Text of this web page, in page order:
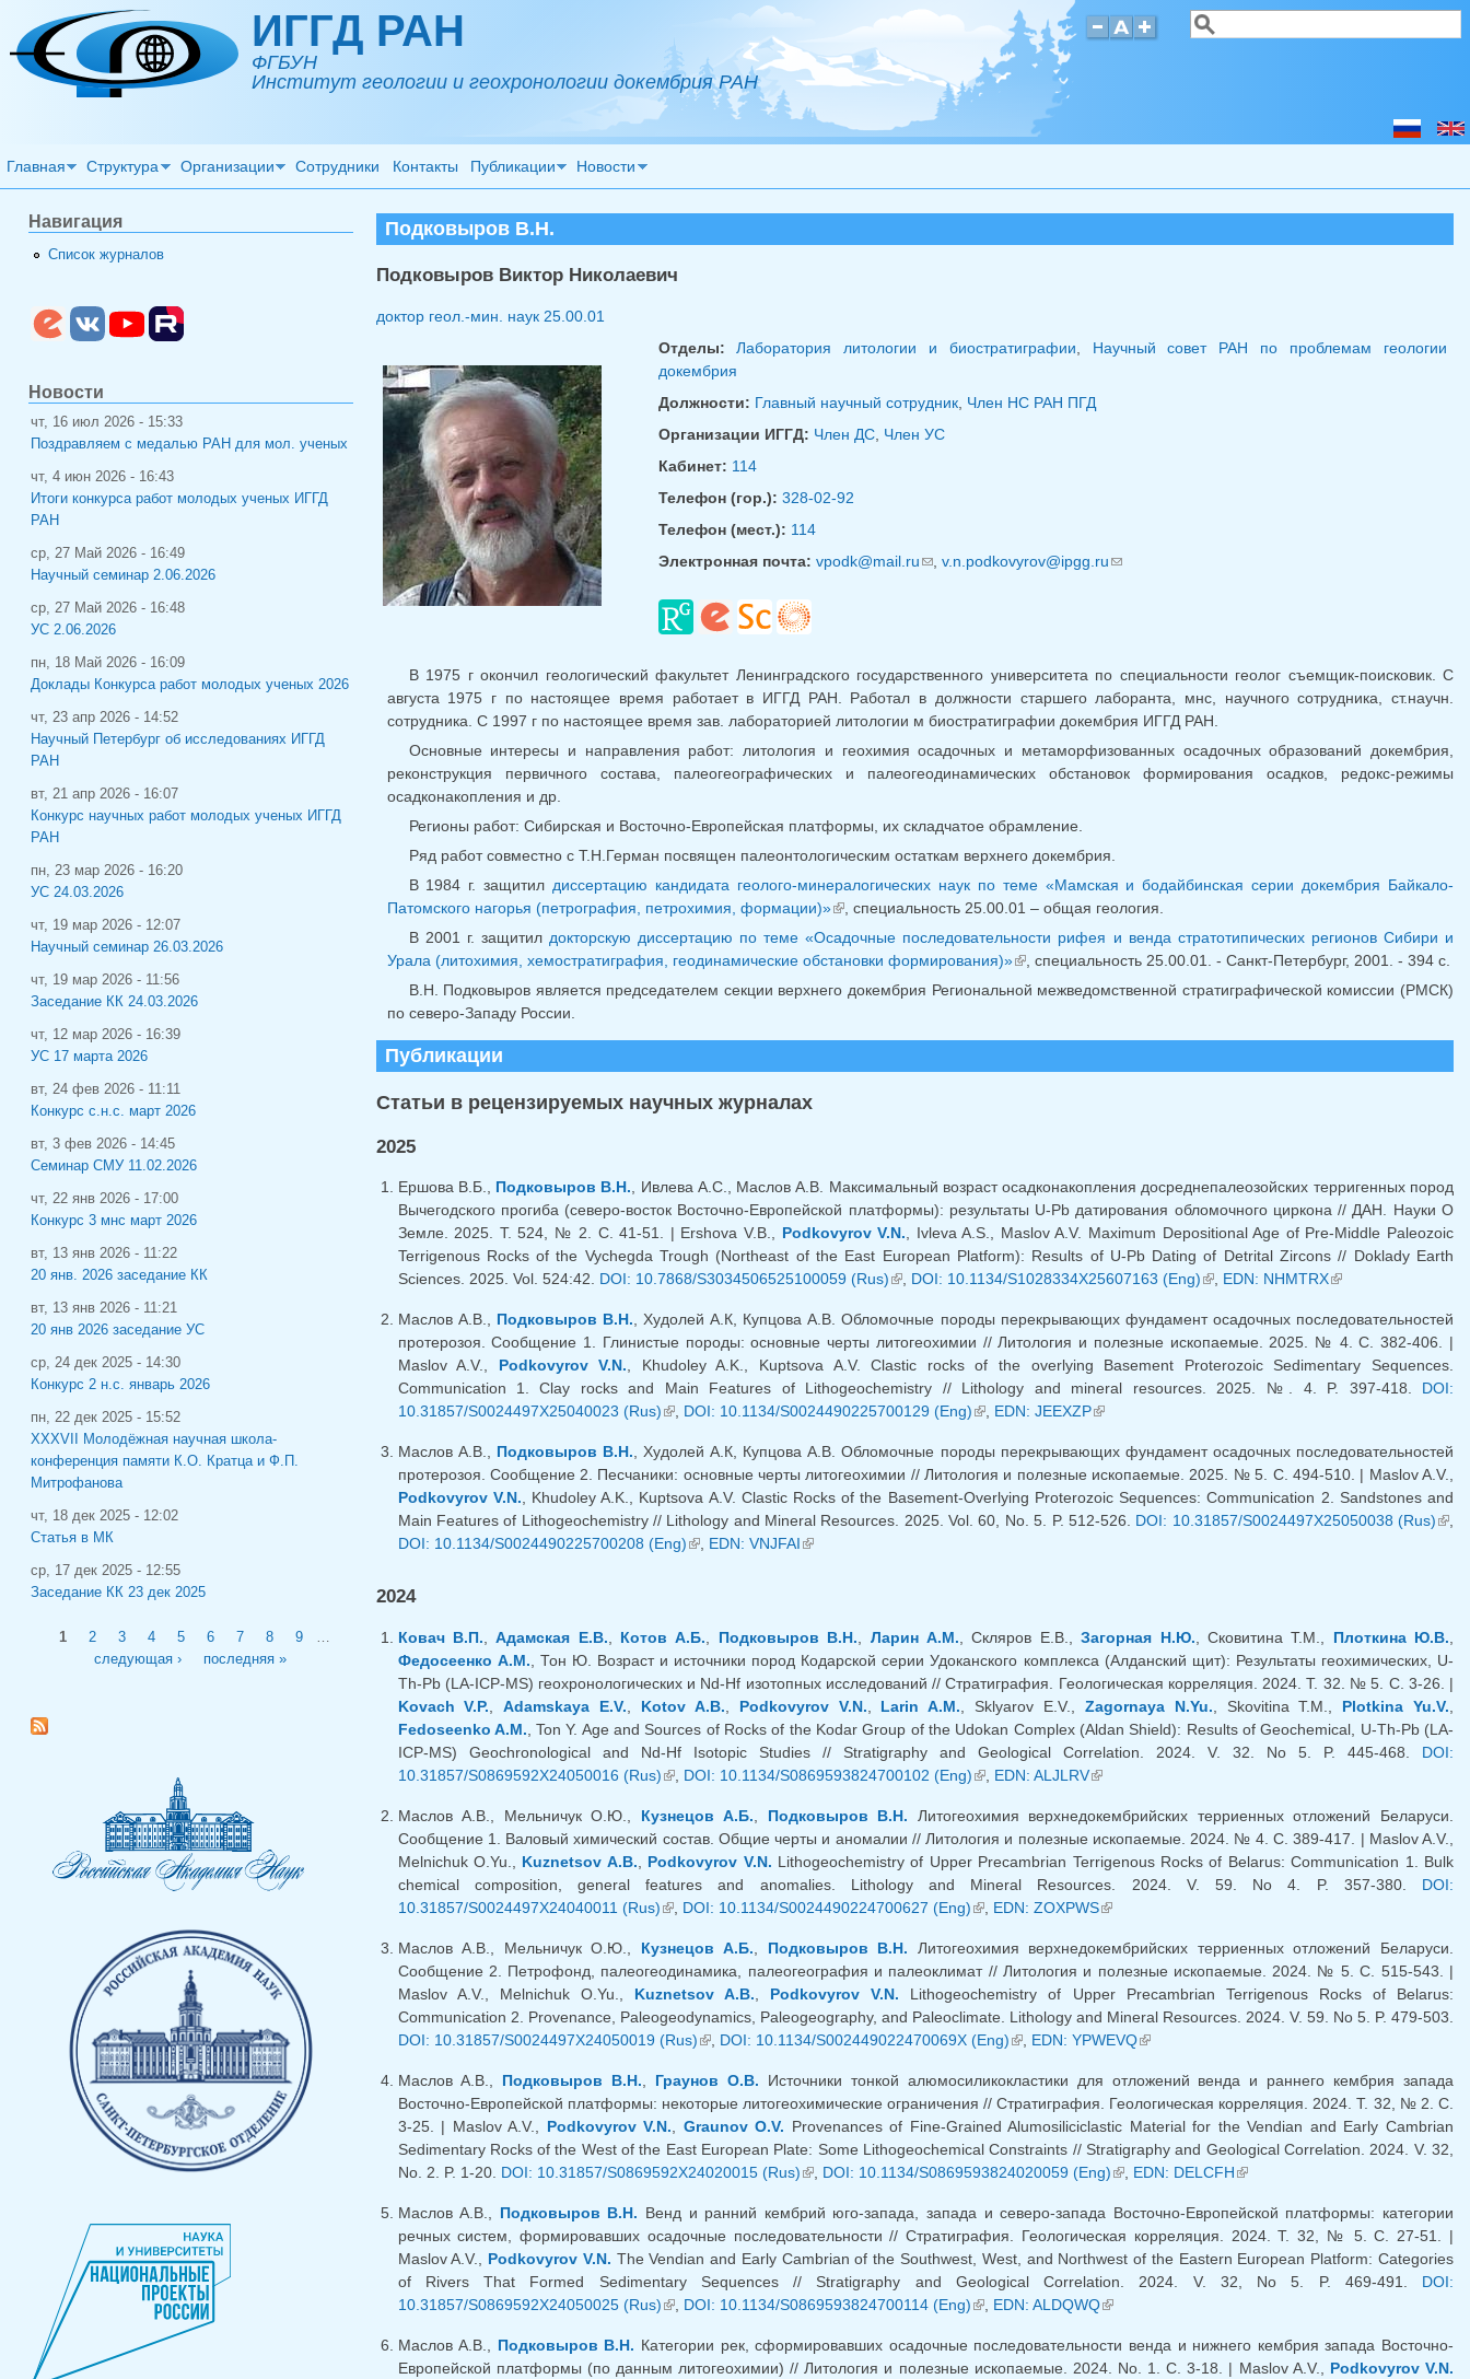
Перейти к основному содержанию ИГГД РАН
ФГБУН
Институт геологии и геохронологии докембрия РАН
Форма поиска
Поиск
Главная Структура Организации Сотрудники Контакты Публикации Новости
Подковыров В.Н.
Подковыров Виктор Николаевич
доктор геол.-мин. наук 25.00.01
Отделы:Лаборатория литологии и биостратиграфии
Научный совет РАН по проблемам геологии
докембрия
Должности: Главный научный сотрудник, Член НС РАН ПГД
Организации ИГГД: Член ДС, Член УС
Кабинет: 114
Телефон (гор.): 328-02-92
Телефон (мест.): 114
Электронная почта: vpodk@mail.ru(ссылка для отправки email)
, v.n.podkovyrov@ipgg.ru(ссылка для отправки email)
В 1975 г окончил геологический факультет Ленинградского государственного университета по специальности геолог съемщик-поисковик. С
августа 1975 г по настоящее время работает в ИГГД РАН. Работал в должности старшего лаборанта, мнс, научного сотрудника, ст.научн.
сотрудника. С 1997 г по настоящее время зав. лабораторией литологии м биостратиграфии докембрия ИГГД РАН.
Основные интересы и направления работ: литология и геохимия осадочных и метаморфизованных осадочных образований докембрия,
реконструкция первичного состава, палеогеографических и палеогеодинамических обстановок формирования осадков, редокс-режимы
осадконакопления и др.
Регионы работ: Сибирская и Восточно-Европейская платформы, их складчатое обрамление.
Ряд работ совместно с Т.Н.Герман посвящен палеонтологическим остаткам верхнего докембрия.
В 1984 г. защитил диссертацию кандидата геолого-минералогических наук по теме «Мамская и бодайбинская серии докембрия Байкало-
Патомского нагорья (петрография, петрохимия, формации)»
(внешняя ссылка)
, специальность 25.00.01 – общая геология.
В 2001 г. защитил докторскую диссертацию по теме «Осадочные последовательности рифея и венда стратотипических регионов Сибири и
Урала (литохимия, хемостратиграфия, геодинамические обстановки формирования)»
(внешняя ссылка)
, специальность 25.00.01. - Санкт-Петербург, 2001. - 394 с.
В.Н. Подковыров является председателем секции верхнего докембрия Региональной межведомственной стратиграфической комиссии (РМСК)
по северо-Западу России.
Публикации
Статьи в рецензируемых научных журналах
2025
Ершова В.Б., Подковыров В.Н., Ивлева А.С., Маслов А.В. Максимальный возраст осадконакопления досреднепалеозойских терригенных пород
Вычегодского прогиба (северо-восток Восточно-Европейской платформы): результаты U-Pb датирования обломочного циркона // ДАН. Науки О
Земле. 2025. Т. 524, № 2. С. 41-51. | Ershova V.B., Podkovyrov V.N., Ivleva A.S., Maslov A.V. Maximum Depositional Age of Pre-Middle Paleozoic
Terrigenous Rocks of the Vychegda Trough (Northeast of the East European Platform): Results of U-Pb Dating of Detrital Zircons // Doklady Earth
Sciences. 2025. Vol. 524:42. DOI: 10.7868/S3034506525100059 (Rus)(внешняя ссылка)
, DOI: 10.1134/S1028334X25607163 (Eng)(внешняя ссылка)
, EDN: NHMTRX(внешняя
Маслов А.В., Подковыров В.Н., Худолей А.К, Купцова А.В. Обломочные породы перекрывающих фундамент осадочных последовательностей
протерозоя. Сообщение 1. Глинистые породы: основные черты литогеохимии // Литология и полезные ископаемые. 2025. № 4. C. 382-406. |
Maslov A.V., Podkovyrov V.N., Khudoley A.K., Kuptsova A.V. Clastic rocks of the overlying Basement Proterozoic Sedimentary Sequences.
Сommunication 1. Clay rocks and Main Features of Lithogeochemistry // Lithology and mineral resources. 2025. №. 4. P. 397-418. DOI:
10.31857/S0024497X25040023 (Rus)(внешняя ссылка)
, DOI: 10.1134/S0024490225700129 (Eng)(внешняя ссылка)
, EDN: JEEXZP(внешняя ссылка)
Маслов А.В., Подковыров В.Н., Худолей А.К, Купцова А.В. Обломочные породы перекрывающих фундамент осадочных последовательностей
протерозоя. Сообщение 2. Песчаники: основные черты литогеохимии // Литология и полезные ископаемые. 2025. № 5. C. 494-510. | Maslov A.V.,
Podkovyrov V.N., Khudoley A.K., Kuptsova A.V. Clastic Rocks of the Basement-Overlying Proterozoic Sequences: Communication 2. Sandstones and
Main Features of Lithogeochemistry // Lithology and Mineral Resources. 2025. Vol. 60, No. 5. P. 512-526. DOI: 10.31857/S0024497X25050038 (Rus)
,
DOI: 10.1134/S0024490225700208 (Eng)(внешняя ссылка)
, EDN: VNJFAI(внешняя ссылка)
2024
Ковач В.П. ,Адамская Е.В. Котов А.Б. Подковыров В.Н. Ларин А.М. , Скляров Е.В.,Загорная Н.Ю. , Сковитина Т.М., Плоткина Ю.В.
Федосеенко А.М. , Тон Ю. Возраст и источники пород Кодарской серии Удоканского комплекса (Алданский щит): Результаты геохимических, U-
Th-Pb (LA-ICP-MS) геохронологических и Nd-Hf изотопных исследований // Стратиграфия. Геологическая корреляция. 2024. Т. 32. № 5. С. 3-26. |
Kovach V.P. ,Adamskaya E.V. Kotov A.B. Podkovyrov V.N. Larin A.M. , Sklyarov E.V., Zagornaya N.Yu. , Skovitina T.M., Plotkina Yu.V.
Fedoseenko A.M. , Ton Y. Age and Sources of Rocks of the Kodar Group of the Udokan Complex (Aldan Shield): Results of Geochemical, U-Th-Pb (LA-
ICP-MS) Geochronological and Nd-Hf Isotopic Studies // Stratigraphy and Geological Correlation. 2024. V. 32. No 5. P. 445-468. DOI:
10.31857/S0869592X24050016 (Rus)(внешняя ссылка)
, DOI: 10.1134/S0869593824700102 (Eng)(внешняя ссылка)
, EDN: ALJLRV(внешняя ссылка)
Маслов А.В., Мельничук О.Ю., Кузнецов А.Б. Подковыров В.Н. Литогеохимия верхнедокембрийских терриенных отложений Беларуси.
Сообщение 1. Валовый химический состав. Общие черты и аномалии // Литология и полезные ископаемые. 2024. № 4. С. 389-417. | Maslov A.V.,
Melnichuk O.Yu., Kuznetsov A.B. Podkovyrov V.N. Lithogeochemistry of Upper Precambrian Terrigenous Rocks of Belarus: Communication 1. Bulk
chemical composition, general features and anomalies. Lithology and Mineral Resources. 2024. V. 59. No 4. P. 357-380. DOI:
10.31857/S0024497X24040011 (Rus)(внешняя ссылка)
, DOI: 10.1134/S0024490224700627 (Eng)(внешняя ссылка)
, EDN: ZOXPWS(внешняя ссылка)
Маслов А.В., Мельничук О.Ю., Кузнецов А.Б. Подковыров В.Н. Литогеохимия верхнедокембрийских терриенных отложений Беларуси.
Сообщение 2. Петрофонд, палеогеодинамика, палеогеография и палеоклимат // Литология и полезные ископаемые. 2024. № 5. C. 515-543. |
Maslov A.V., Melnichuk O.Yu., Kuznetsov A.B. Podkovyrov V.N. Lithogeochemistry of Upper Precambrian Terrigenous Rocks of Belarus:
Communication 2. Provenance, Paleogeodynamics, Paleogeography, and Paleoclimate. Lithology and Mineral Resources. 2024. V. 59. No 5. P. 479-503.
DOI: 10.31857/S0024497X24050019 (Rus)(внешняя ссылка)
, DOI: 10.1134/S002449022470069X (Eng)(внешняя ссылка)
, EDN: YPWEVQ(внешняя ссылка)
Маслов А.В., Подковыров В.Н. Граунов О.В. Источники тонкой алюмосиликокластики для отложений венда и раннего кембрия запада
Восточно-Европейской платформы: некоторые литогеохимические ограничения // Стратиграфия. Геологическая корреляция. 2024. Т. 32, № 2. С.
3-25. | Maslov A.V., Podkovyrov V.N. Graunov O.V. Provenances of Fine-Grained Alumosiliciclastic Material for the Vendian and Early Cambrian
Sedimentary Rocks of the West of the East European Plate: Some Lithogeochemical Constraints // Stratigraphy and Geological Correlation. 2024. V. 32,
No. 2. P. 1-20. DOI: 10.31857/S0869592X24020015 (Rus)(внешняя ссылка)
, DOI: 10.1134/S0869593824020059 (Eng)(внешняя ссылка)
, EDN: DELCFH(внешняя ссылка)
Маслов А.В., Подковыров В.Н. Венд и ранний кембрий юго-запада, запада и северо-запада Восточно-Европейской платформы: категории
речных систем, формировавших осадочные последовательности // Стратиграфия. Геологическая корреляция. 2024. Т. 32, № 5. С. 27-51. |
Maslov A.V., Podkovyrov V.N. The Vendian and Early Cambrian of the Southwest, West, and Northwest of the Eastern European Platform: Categories
of Rivers That Formed Sedimentary Sequences // Stratigraphy and Geological Correlation. 2024. V. 32, No 5. P. 469-491. DOI:
10.31857/S0869592X24050025 (Rus)(внешняя ссылка)
, DOI: 10.1134/S0869593824700114 (Eng)(внешняя ссылка)
, EDN: ALDQWQ(внешняя ссылка)
Маслов А.В., Подковыров В.Н. Категории рек, сформировавших осадочные последовательности венда и нижнего кембрия запада Восточно-
Европейской платформы (по данным литогеохимии) // Литология и полезные ископаемые. 2024. No. 1. C. 3-18. | Maslov A.V., Podkovyrov V.N.
Навигация
Список журналов
Новости
чт, 16 июл 2026 - 15:33
Поздравляем с медалью РАН для мол. ученых
чт, 4 июн 2026 - 16:43
Итоги конкурса работ молодых ученых ИГГД
РАН
ср, 27 Май 2026 - 16:49
Научный семинар 2.06.2026
ср, 27 Май 2026 - 16:48
УС 2.06.2026
пн, 18 Май 2026 - 16:09
Доклады Конкурса работ молодых ученых 2026
чт, 23 апр 2026 - 14:52
Научный Петербург об исследованиях ИГГД
РАН
вт, 21 апр 2026 - 16:07
Конкурс научных работ молодых ученых ИГГД
РАН
пн, 23 мар 2026 - 16:20
УС 24.03.2026
чт, 19 мар 2026 - 12:07
Научный семинар 26.03.2026
чт, 19 мар 2026 - 11:56
Заседание КК 24.03.2026
чт, 12 мар 2026 - 16:39
УС 17 марта 2026
вт, 24 фев 2026 - 11:11
Конкурс с.н.с. март 2026
вт, 3 фев 2026 - 14:45
Семинар СМУ 11.02.2026
чт, 22 янв 2026 - 17:00
Конкурс 3 мнс март 2026
вт, 13 янв 2026 - 11:22
20 янв. 2026 заседание КК
вт, 13 янв 2026 - 11:21
20 янв 2026 заседание УС
ср, 24 дек 2025 - 14:30
Конкурс 2 н.с. январь 2026
пн, 22 дек 2025 - 15:52
XXXVII Молодёжная научная школа-
конференция памяти К.О. Кратца и Ф.П.
Митрофанова
чт, 18 дек 2025 - 12:02
Статья в МК
ср, 17 дек 2025 - 12:55
Заседание КК 23 дек 2025
Страницы
1 2 3 4 5 6 7 8 9
следующая ›
последняя »